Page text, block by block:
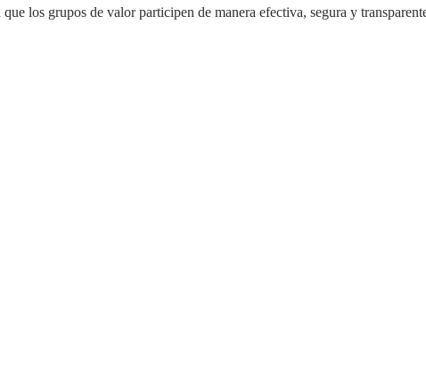
los grupos de valor participen de manera efectiva, segura y